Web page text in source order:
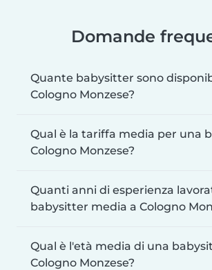
Domande
Quante babysitter sono
Cologno Monzese?
Qual è la tariffa media per una
Cologno Monzese?
Quanti anni di esperienza
babysitter media a Cologno
Qual è l'età media di una
Cologno Monzese?